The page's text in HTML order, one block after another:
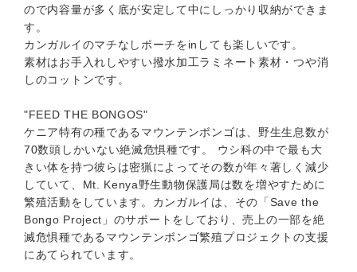
ので内容量が多く底が安定して中にしっかり収納ができま
す。
カンガルイのマチなしポーチをinしても楽しいです。
素材はお手入れしやすい撥水加工ラミネート素材・つや消
しのコットンです。
"FEED THE BONGOS"
ケニア特有の種であるマウンテンボンゴは、野生生息数が
70数頭しかいない絶滅危惧種です。 ウシ科の中で最も大
きい体を持つ彼らは密猟によってその数が年々著しく減少
していて、Mt. Kenya野生動物保護局は数を増やすために
繁殖活動をしています。カンガルイは、その「Save the
Bongo Project」のサポートをしており、売上の一部を絶
滅危惧種であるマウンテンボンゴ繁殖プロジェクトの支援
にあてられています。